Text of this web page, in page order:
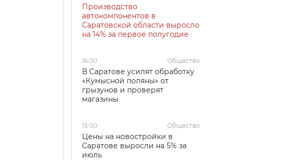
Производство
автокомпонентов в
Саратовской области выросло
на 14% за первое полугодие
16:00 Общество
В Саратове усилят обработку
«Кумысной поляны» от
грызунов и проверят
магазины
13:00 Общество
Цены на новостройки в
Саратове выросли на 5% за
июль